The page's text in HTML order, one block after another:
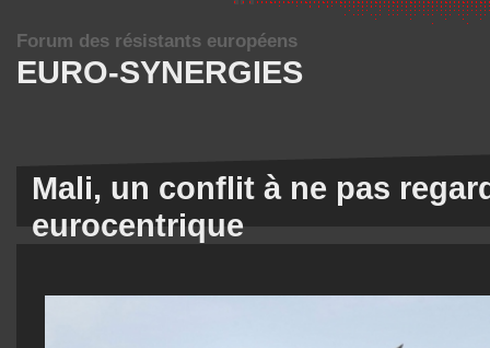
EURO-SYNERGIES
Forum des résistants européens
Mali, un conflit à ne pas
eurocentrique